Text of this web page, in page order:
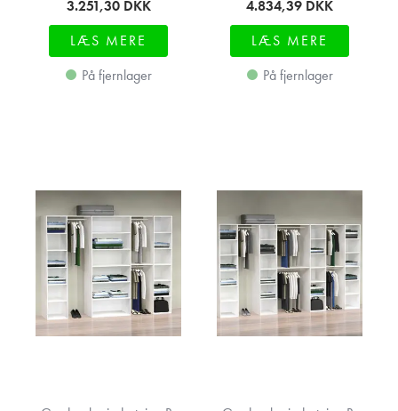
3.251,30 DKK
LÆS MERE
På fjernlager
4.834,39 DKK
LÆS MERE
På fjernlager